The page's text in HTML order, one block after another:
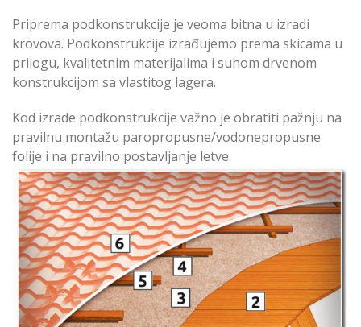
Priprema podkonstrukcije je veoma bitna u izradi
krovova. Podkonstrukcije izrađujemo prema skicama u
prilogu, kvalitetnim materijalima i suhom drvenom
konstrukcijom sa vlastitog lagera.
Kod izrade podkonstrukcije važno je obratiti pažnju na
pravilnu montažu paropropusne/vodonepropusne
folije i na pravilno postavljanje letve.